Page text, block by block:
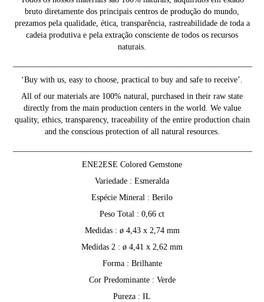
bruto diretamente dos principais centros de produção do mundo,
prezamos pela qualidade, ética, transparência, rastreabilidade de toda a
cadeia produtiva e pela extração consciente de todos os recursos
naturais.
‘Buy with us, easy to choose, practical to buy and safe to receive’.
All of our materials are 100% natural, purchased in their raw state
directly from the main production centers in the world. We value
quality, ethics, transparency, traceability of the entire production chain
and the conscious protection of all natural resources.
ENE2ESE Colored Gemstone
Variedade : Esmeralda
Espécie Mineral : Berilo
Peso Total : 0,66 ct
Medidas : ø 4,43 x 2,74 mm
Medidas 2 : ø 4,41 x 2,62 mm
Forma : Brilhante
Cor Predominante : Verde
Pureza : IL